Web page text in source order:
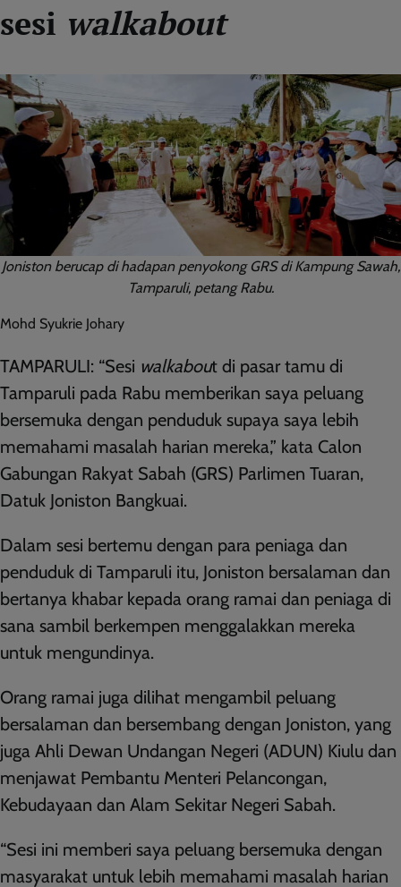
sesi walkabout
Joniston berucap di hadapan penyokong GRS di Kampung Sawah,
Tamparuli, petang Rabu.
Mohd Syukrie Johary
TAMPARULI: “Sesi walkabout di pasar tamu di
Tamparuli pada Rabu memberikan saya peluang
bersemuka dengan penduduk supaya saya lebih
memahami masalah harian mereka,” kata Calon
Gabungan Rakyat Sabah (GRS) Parlimen Tuaran,
Datuk Joniston Bangkuai.
Dalam sesi bertemu dengan para peniaga dan
penduduk di Tamparuli itu, Joniston bersalaman dan
bertanya khabar kepada orang ramai dan peniaga di
sana sambil berkempen menggalakkan mereka
untuk mengundinya.
Orang ramai juga dilihat mengambil peluang
bersalaman dan bersembang dengan Joniston, yang
juga Ahli Dewan Undangan Negeri (ADUN) Kiulu dan
menjawat Pembantu Menteri Pelancongan,
Kebudayaan dan Alam Sekitar Negeri Sabah.
“Sesi ini memberi saya peluang bersemuka dengan
masyarakat untuk lebih memahami masalah harian